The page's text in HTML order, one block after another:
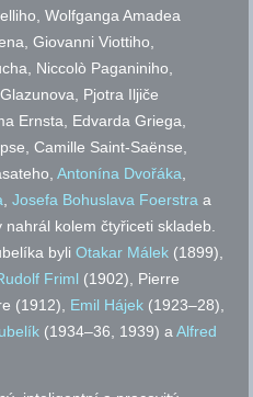
Wolfganga Amadea
Giovanni Viottiho,
Niccolò Paganiniho,
Pjotra Iljiče
Ernsta, Edvarda Griega,
Camille Saint-Saënse,
Antonína Dvořáka,
,Josefa Bohuslava Foerstra a
kolem čtyřiceti skladeb.
byliOtakar Málek (1899),
Friml (1902), Pierre
(1912), Emil Hájek (1923–28),
(1934–36, 1939) aAlfred